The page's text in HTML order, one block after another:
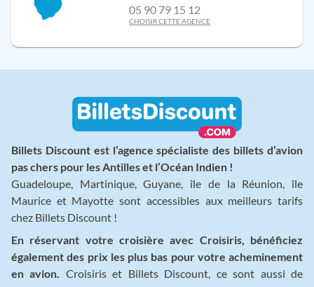
05 90 79 15 12
CHOISIR CETTE AGENCE
Billets Discount est l’agence spécialiste des billets d’avion
pas chers pour les Antilles et l’Océan Indien !
Guadeloupe, Martinique, Guyane, île de la Réunion, île
Maurice et Mayotte sont accessibles aux meilleurs tarifs
chez Billets Discount !
En réservant votre croisière avec Croisiris, bénéficiez
également des prix les plus bas pour votre acheminement
en avion.
Croisiris et Billets Discount, ce sont aussi de